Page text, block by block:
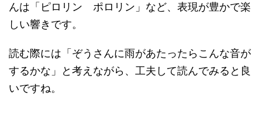
んは「ピロリン ポロリン」など、表現が豊かで楽
しい響きです。
読む際には「ぞうさんに雨があたったらこんな音が
するかな」と考えながら、工夫して読んでみると良
いですね。